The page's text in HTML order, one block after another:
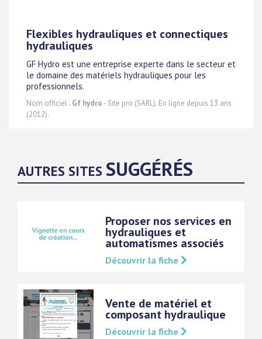
Flexibles hydrauliques et connectiques
hydrauliques
GF Hydro est une entreprise experte dans le secteur et
le domaine des matériels hydrauliques pour les
professionnels.
Nom officiel : Gf hydro - Site pro (SARL). En ligne depuis 13 ans
(2012).
AUTRES SITES SUGGÉRÉS
Proposer nos services en
hydrauliques et
automatismes associés
Découvrir la fiche
Vente de matériel et
composant hydraulique
Découvrir la fiche